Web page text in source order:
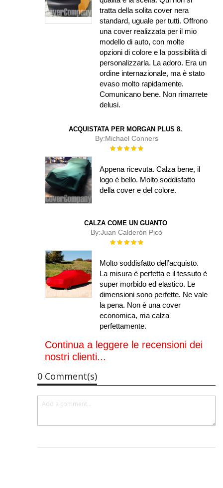
tratta della solita cover nera
standard, uguale per tutti. Offrono
una cover realizzata per il mio
modello di auto, con molte
opzioni di colore e la possibilità di
personalizzarla. La adoro. Era un
ordine internazionale, ma è stato
evaso molto rapidamente.
Comunicano bene. Non rimarrete
delusi.
ACQUISTATA PER MORGAN PLUS 8.
By:Michael Conners
Rating:
Appena ricevuta. Calza bene, il
logo è bello. Molto soddisfatto
della cover e del colore.
CALZA COME UN GUANTO
By:Juan Calderón Picó
Rating:
Molto soddisfatto dell’acquisto.
La misura è perfetta e il tessuto è
super morbido ed elastico. Le
dimensioni sono perfette. Ne vale
la pena. Non è una cover
economica, ma calza
perfettamente.
Continua a leggere le recensioni dei
nostri clienti...
0 Comment(s)